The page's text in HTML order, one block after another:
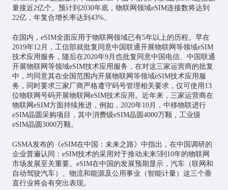
量接近2亿个。预计到2030年底，物联网领域eSIM连接数将达到
22亿，年复合增长率达到43%。
在国内，eSIM全面应用于物联网领域已有5年以上的历程。早在
2019年12月，工信部就批复同意中国联通开展物联网等领域eSIM
技术应用服务，随后在2020年9月也批复同意中国电信、中国联通
开展物联网等领域eSIM技术应用服务，在对这三家运营商的批复
中，均同意其在全国范围内开展物联网等领域eSIM技术应用服
务，同时要求三家厂商严格遵守码号管理相关要求，仅可使用13
位物联网号码开展物联网eSIM技术应用。近年来，三家运营商在
物联网eSIM方面持续推进，例如，2020年10月，中移物联进行
eSIM晶圆采购项目，其中消费级eSIM晶圆4000万颗，工业级
eSIM晶圆3000万颗。
GSMA发布的《eSIM在中国：未来之路》中指出，在中国调研的
企业普遍认同：eSIM技术的采用对于推动未来5到10年的物联网
市场发展至关重要。eSIM在中国的发展预期显示，汽车（联网和
自动驾驶汽车）、物流和能源及公用事业（智能计量）这三个垂
直行业将会有突出表现。